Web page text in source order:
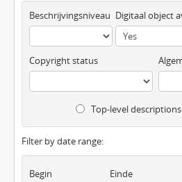
Beschrijvingsniveau
Copyright status
Top-level descriptions
Filter by date range:
Begin Einde